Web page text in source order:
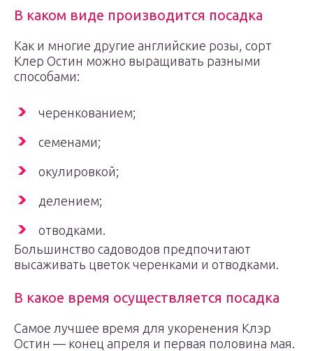
В каком виде производится посадка
Как и многие другие английские розы, сорт
Клер Остин можно выращивать разными
способами:
черенкованием;
семенами;
окулировкой;
делением;
отводками.
Большинство садоводов предпочитают
высаживать цветок черенками и отводками.
В какое время осуществляется посадка
Самое лучшее время для укоренения Клэр
Остин — конец апреля и первая половина мая.